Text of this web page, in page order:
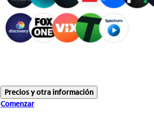
Precios y otra información
Comenzar